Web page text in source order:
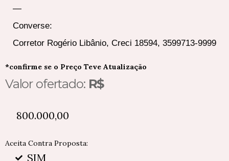
—
Converse:
Corretor Rogério Libânio, Creci 18594, 3599713-9999
*confirme se o Preço Teve Atualização
Valor ofertado: R$
800.000,00
Aceita Contra Proposta:
SIM